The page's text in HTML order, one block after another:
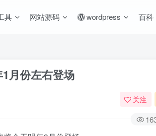
具 网站源码 wordpress 百科
月份左右登场
关注